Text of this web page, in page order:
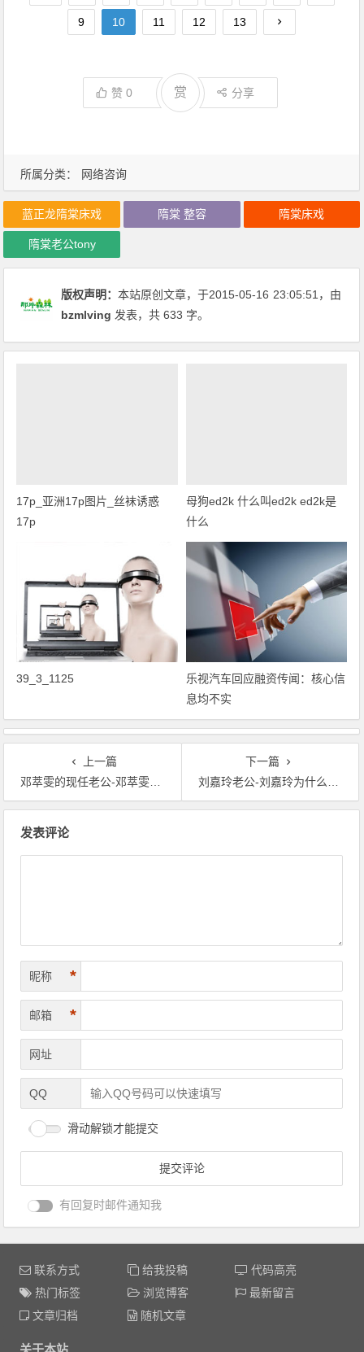
所属分类： 网络咨询
9 10 11 12 13
赞0 赏 分享
蓝正龙隋棠床戏 隋棠 整容 隋棠床戏
隋棠老公tony
版权声明：本站原创文章，于2015-05-16 23:05:51 ，由
bzmlving 发表，共 633 字。
17p_亚洲17p图片_丝袜诱惑
17p
母狗ed2k 什么叫ed2k ed2k是
什么
39_3_1125
乐视汽车回应融资传闻：核心信
息均不实
上一篇
邓萃雯的现任老公-邓萃雯内地后援会
下一篇
刘嘉玲老公-刘嘉玲为什么不怀孕
发表评论
昵称 *
邮箱 *
网址
QQ
滑动解锁才能提交
有回复时邮件通知我
联系方式 给我投稿
代码高亮
热门标签
浏览博客
最新留言
文章归档
随机文章